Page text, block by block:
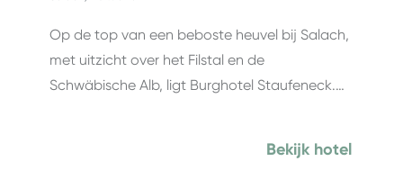
Op de top van een beboste heuvel bij Salach,
met uitzicht over het Filstal en de
Schwäbische Alb, ligt Burghotel Staufeneck.…
Bekijk hotel